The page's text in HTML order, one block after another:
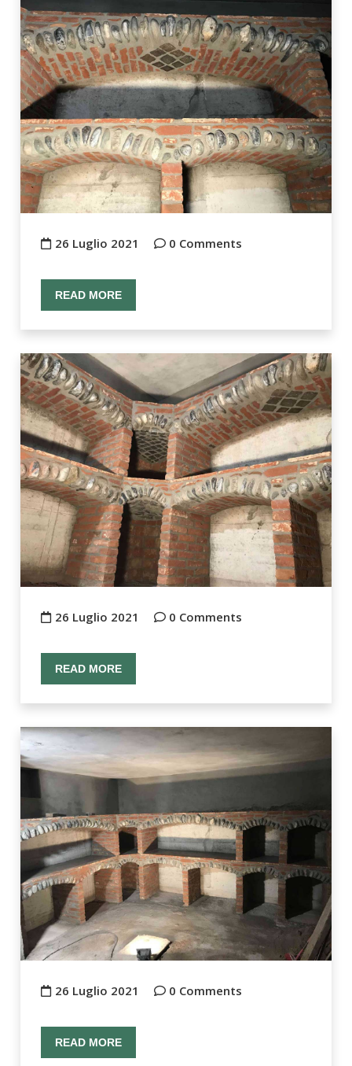
26 Luglio 2021 0 Comments
READ MORE
26 Luglio 2021 0 Comments
READ MORE
26 Luglio 2021 0 Comments
READ MORE